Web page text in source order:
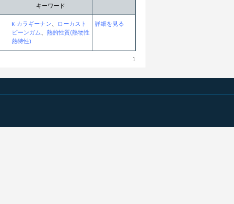
キーワード
κ-カラギーナン、
ローカスト
ビーンガム、 熱的性質(熱物性
熱特性)
詳細を見る
1